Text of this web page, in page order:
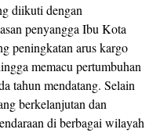
diikuti dengan
penyangga Ibu Kota
peningkatan arus kargo
memacu pertumbuhan
tahun mendatang. Selain
berkelanjutan dan
di berbagai wilayah